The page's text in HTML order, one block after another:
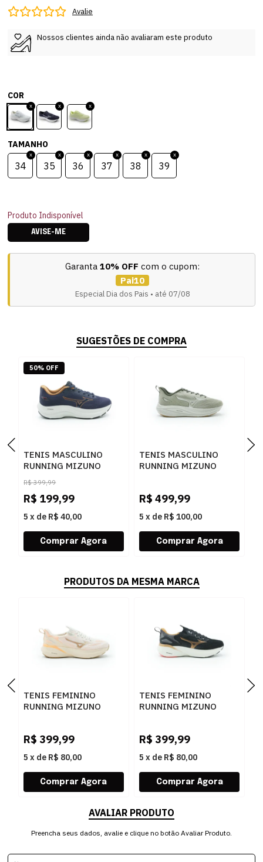
Avalie
Nossos clientes ainda não avaliaram este produto
COR
TAMANHO
34 35 36 37 38 39
Produto Indisponível
AVISE-ME
Garanta 10% OFF com o cupom:
Pai10
Especial Dia dos Pais • até 07/08
SUGESTÕES DE COMPRA
TENIS MASCULINO
RUNNING MIZUNO
ENIGMA 2 101017017
MARINO
R$ 399,99
R$ 199,99
5 x de R$ 40,00
50% OFF
TENIS MASCULINO
RUNNING MIZUNO
R$ 499,99
5 x de R$ 100,00
PRODUTOS DA MESMA MARCA
TENIS FEMININO
RUNNING MIZUNO
R$ 399,99
5 x de R$ 80,00
TENIS FEMININO
RUNNING MIZUNO
R$ 399,99
5 x de R$ 80,00
AVALIAR PRODUTO
Preencha seus dados, avalie e clique no botão Avaliar Produto.